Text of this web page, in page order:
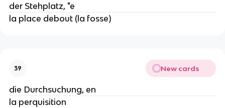
der Stehplatz, "e
la place debout (la fosse)
39 New cards
die Durchsuchung, en
la perquisition